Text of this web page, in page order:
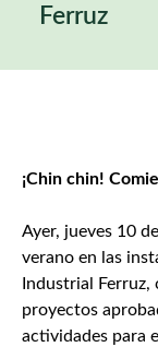
Ferruz
¡Chin chin!
Ayer, jueves 10
verano en las
Industrial
proyectos
actividades para